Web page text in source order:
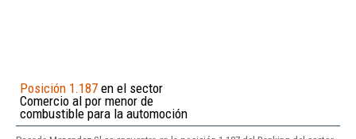
Posición 1.187 en el sector
Comercio al por menor de
combustible para la automoción